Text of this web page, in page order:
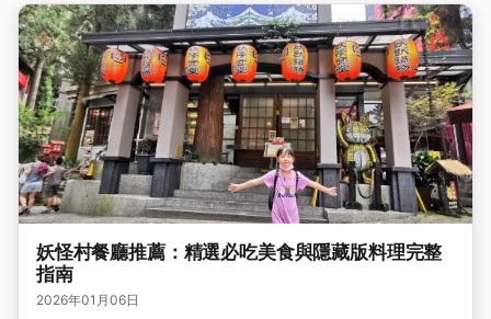
妖怪村餐廳推薦：精選必吃美食與隱藏版料理完整
指南
2026年01月06日